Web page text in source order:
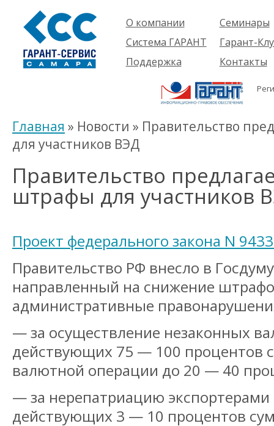
О компании
Компания
Проекты
Партнеры
Вакансии
Реквизиты
Информация
Система ГАРАНТ
О системе
решения
Комплекты
Новинки
История
Поддержка
Пользователям
Будущим
пользователям
Семинары
Об услуге
семинары
Гарант-
Контакты
Главная » Новости » Правительство
для участников ВЭД
Правительство
штрафы для участников
Проект федерального закона N
Правительство РФ внесло в
направленный на снижение
административные
— за осуществление незаконных
действующих 75 — 100 процентов
валютной операции до 20 — 40
— за нерепатриацию
действующих 3 — 10 процентов